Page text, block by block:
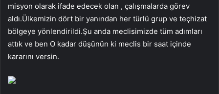
misyon olarak ifade edecek olan , çalışmalarda görev
aldı.Ülkemizin dört bir yanından her türlü grup ve teçhizat
bölgeye yönlendirildi.Şu anda meclisimizde tüm adımları
attık ve ben O kadar düşünün ki meclis bir saat içinde
kararını versin.